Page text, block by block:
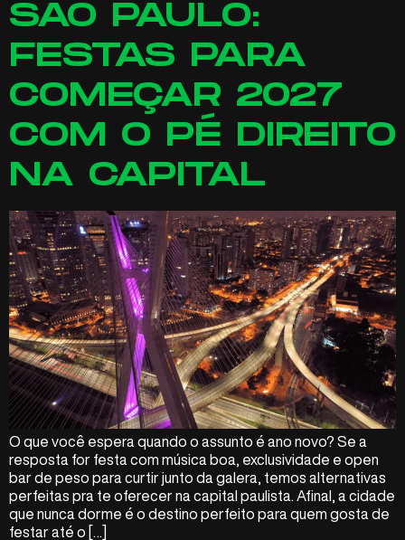
SÃO PAULO:
FESTAS PARA
COMEÇAR 2027
COM O PÉ DIREITO
NA CAPITAL
O que você espera quando o assunto é ano novo? Se a
resposta for festa com música boa, exclusividade e open
bar de peso para curtir junto da galera, temos alternativas
perfeitas pra te oferecer na capital paulista. Afinal, a cidade
que nunca dorme é o destino perfeito para quem gosta de
festar até o […]